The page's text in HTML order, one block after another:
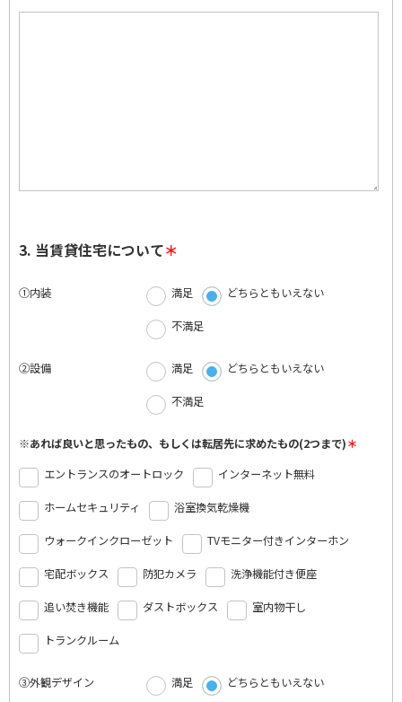
3. 当賃貸住宅について
①内装 満足 どちらともいえない
不満足
②設備 満足 どちらともいえない
不満足
※あれば良いと思ったもの、もしくは転居先に求めたもの(2つまで)
エントランスのオートロック
インターネット無料
ホームセキュリティ 浴室換気乾燥機
ウォークインクローゼット TVモニター付きインターホン
宅配ボックス 防犯カメラ 洗浄機能付き便座
追い焚き機能 ダストボックス 室内物干し
トランクルーム
③外観デザイン 満足 どちらともいえない